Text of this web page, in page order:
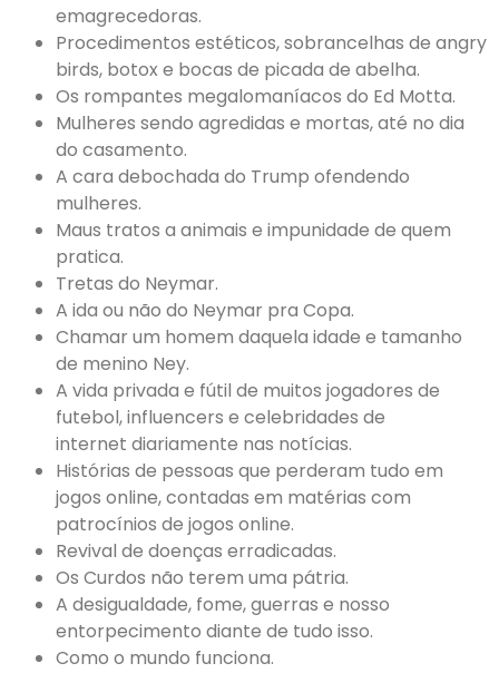
emagrecedoras.
Procedimentos estéticos, sobrancelhas de angry
birds, botox e bocas de picada de abelha.
Os rompantes megalomaníacos do Ed Motta.
Mulheres sendo agredidas e mortas, até no dia
do casamento.
A cara debochada do Trump ofendendo
mulheres.
Maus tratos a animais e impunidade de quem
pratica.
Tretas do Neymar.
A ida ou não do Neymar pra Copa.
Chamar um homem daquela idade e tamanho
de menino Ney.
A vida privada e fútil de muitos jogadores de
futebol, influencers e celebridades de
internet diariamente nas notícias.
Histórias de pessoas que perderam tudo em
jogos online, contadas em matérias com
patrocínios de jogos online.
Revival de doenças erradicadas.
Os Curdos não terem uma pátria.
A desigualdade, fome, guerras e nosso
entorpecimento diante de tudo isso.
Como o mundo funciona.